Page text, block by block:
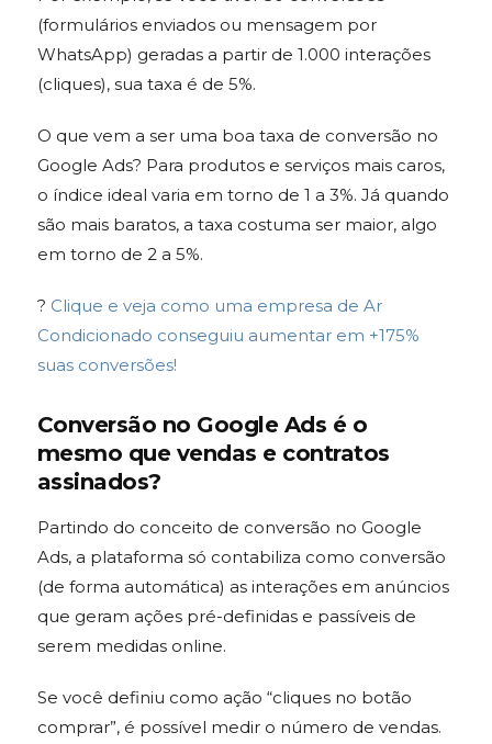
(formulários enviados ou mensagem por
WhatsApp) geradas a partir de 1.000 interações
(cliques), sua taxa é de 5%.
O que vem a ser uma boa taxa de conversão no
Google Ads? Para produtos e serviços mais caros,
o índice ideal varia em torno de 1 a 3%. Já quando
são mais baratos, a taxa costuma ser maior, algo
em torno de 2 a 5%.
? Clique e veja como uma empresa de Ar
Condicionado conseguiu aumentar em +175%
suas conversões!
Conversão no Google Ads é o
mesmo que vendas e contratos
assinados?
Partindo do conceito de conversão no Google
Ads, a plataforma só contabiliza como conversão
(de forma automática) as interações em anúncios
que geram ações pré-definidas e passíveis de
serem medidas online.
Se você definiu como ação “cliques no botão
comprar”, é possível medir o número de vendas.